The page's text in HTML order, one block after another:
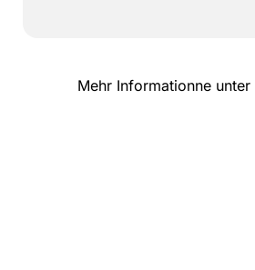
Mehr Informationne unter